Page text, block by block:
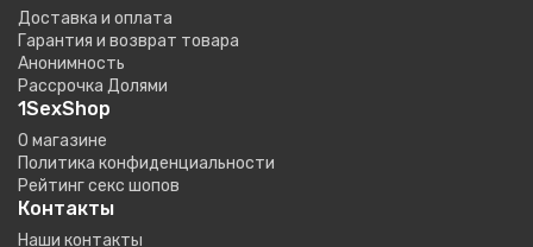
Доставка и оплата
Гарантия и возврат товара
Анонимность
Рассрочка Долями
1SexShop
О магазине
Политика конфиденциальности
Рейтинг секс шопов
Контакты
Наши контакты